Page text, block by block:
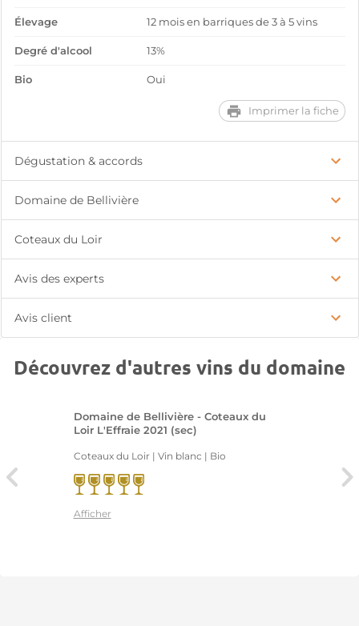
Élevage 12 mois en barriques de 3 à 5 vins
Degré d'alcool 13%
Bio Oui
Imprimer la fiche
Dégustation & accords
Domaine de Bellivière
Coteaux du Loir
Avis des experts
Avis client
Découvrez d'autres vins du domaine
Domaine de Bellivière - Coteaux du
Loir L'Effraie 2021 (sec)
Coteaux du Loir | Vin blanc | Bio
Afficher